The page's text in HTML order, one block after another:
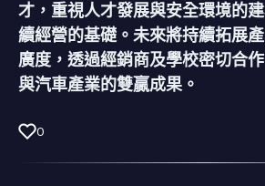
才，重視人才發展與安全環境的
續經營的基礎。未來將持續拓展
廣度，透過經銷商及學校密切合
與汽車產業的雙贏成果。
0